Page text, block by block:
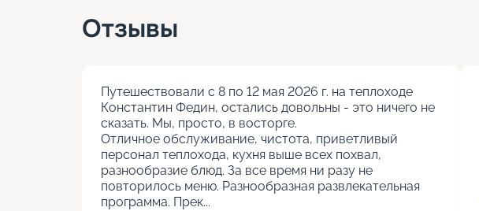
Отзывы
Путешествовали с 8 по 12 мая 2026 г. на теплоходе
Константин Федин, остались довольны - это ничего не
сказать. Мы, просто, в восторге.
Отличное обслуживание, чистота, приветливый
персонал теплохода, кухня выше всех похвал,
разнообразие блюд. За все время ни разу не
повторилось меню. Разнообразная развлекательная
программа. Прек...